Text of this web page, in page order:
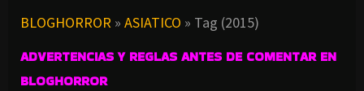
BLOGHORROR » ASIATICO » Tag (2015)
ADVERTENCIAS Y REGLAS ANTES DE COMENTAR EN
BLOGHORROR